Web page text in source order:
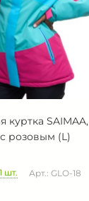
куртка SAIMAA,
розовым (L)
шт. Арт.: GLO-18